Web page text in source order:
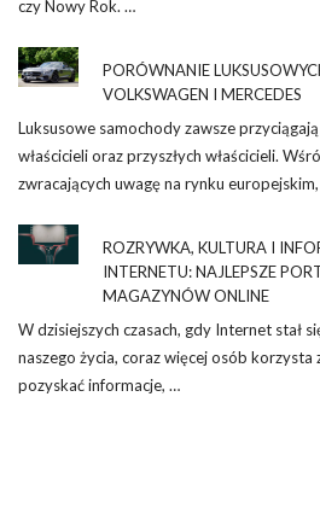
czy Nowy Rok. …
PORÓWNANIE
VOLKSWAGEN I MERCEDES
Luksusowe samochody zawsze
właścicieli oraz przyszłych właścicieli.
zwracających uwagę na rynku
ROZRYWKA, KULTURA I
INTERNETU: NAJLEPSZE
MAGAZYNÓW ONLINE
W dzisiejszych czasach, gdy Internet stał
naszego życia, coraz więcej osób
pozyskać informacje, …